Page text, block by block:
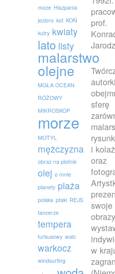
moze Hiszpania
jezioro kot KOŃ
kutry kwiaty
lato listy
malarstwo
olejne
MGŁA OCEAN
RÓŻOWY
MIKROSKOP
morze
MOTYL
mężczyzna
obraz na plotnie
olej o mnie
planety plaża
polska ptaki REJS
tancerze
tempera
turkusowy walc
warkocz
windsurfing
prof.
autorki
sferę
i
oraz
swoje
w